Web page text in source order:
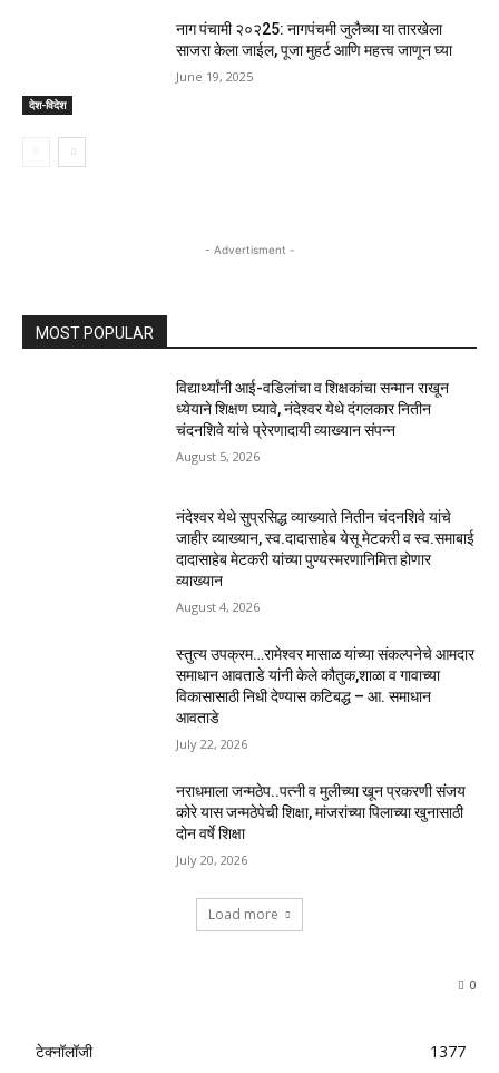
देश-विदेश
नाग पंचामी २०२25: नागपंचमी जुलैच्या या तारखेला
साजरा केला जाईल, पूजा मुहर्ट आणि महत्त्व जाणून घ्या
June 19, 2025
- Advertisment -
MOST POPULAR
विद्यार्थ्यांनी आई-वडिलांचा व शिक्षकांचा सन्मान राखून
ध्येयाने शिक्षण घ्यावे, नंदेश्वर येथे दंगलकार नितीन
चंदनशिवे यांचे प्रेरणादायी व्याख्यान संपन्न
August 5, 2026
नंदेश्वर येथे सुप्रसिद्ध व्याख्याते नितीन चंदनशिवे यांचे
जाहीर व्याख्यान, स्व.दादासाहेब येसू मेटकरी व स्व.समाबाई
दादासाहेब मेटकरी यांच्या पुण्यस्मरणानिमित्त होणार
व्याख्यान
August 4, 2026
स्तुत्य उपक्रम…रामेश्वर मासाळ यांच्या संकल्पनेचे आमदार
समाधान आवताडे यांनी केले कौतुक,शाळा व गावाच्या
विकासासाठी निधी देण्यास कटिबद्ध – आ. समाधान
आवताडे
July 22, 2026
नराधमाला जन्मठेप..पत्नी व मुलीच्या खून प्रकरणी संजय
कोरे यास जन्मठेपेची शिक्षा, मांजरांच्या पिलाच्या खुनासाठी
दोन वर्षे शिक्षा
July 20, 2026
Load more
0
टेक्नॉलॉजी
1377